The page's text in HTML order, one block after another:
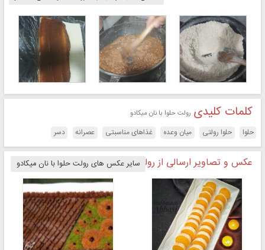
کلمات کلیدی رولت حلوا با نان میکادو
حلوا حلوا رولتی میان وعده غذاهای مناسبتی عصرانه دسر
عکس و تصاویر ارسالی از رولت حلوا با نان میکادو
سایر عکس های رولت حلوا با نان میکادو